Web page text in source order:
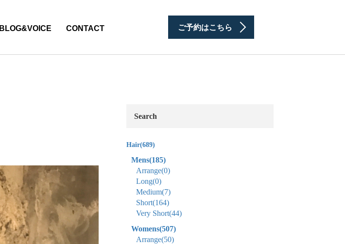
BLOG&VOICE CONTACT ご予約はこちら
Search
Hair(689)
Mens(185)
Arrange(0)
Long(0)
Medium(7)
Short(164)
Very Short(44)
Womens(507)
Arrange(50)